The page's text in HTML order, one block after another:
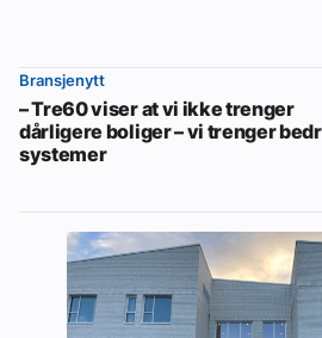
Bransjenytt
– Tre60 viser at vi ikke trenger
dårligere boliger – vi trenger
systemer